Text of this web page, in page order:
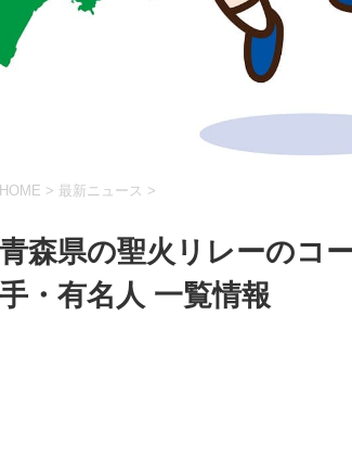
HOME > 最新ニュース >
青森県の聖火リレーのコ
手・有名人 一覧情報